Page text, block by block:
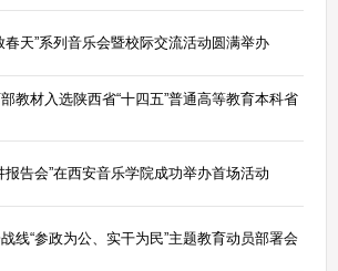
春天”系列音乐会暨校际交流活动圆满举办
教材入选陕西省“十四五”普通高等教育本科省
报告会”在西安音乐学院成功举办首场活动
线“参政为公、实干为民”主题教育动员部署会